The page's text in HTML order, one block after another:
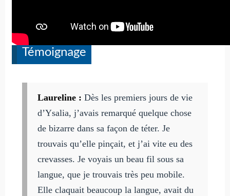
Témoignage
Laureline : Dès les premiers jours de vie
d’Ysalia, j’avais remarqué quelque chose
de bizarre dans sa façon de téter. Je
trouvais qu’elle pinçait, et j’ai vite eu des
crevasses. Je voyais un beau fil sous sa
langue, que je trouvais très peu mobile.
Elle claquait beaucoup la langue, avait du